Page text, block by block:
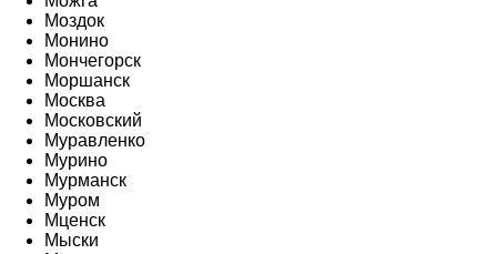
Моздок
Монино
Мончегорск
Моршанск
Москва
Московский
Муравленко
Мурино
Мурманск
Муром
Мценск
Мыски